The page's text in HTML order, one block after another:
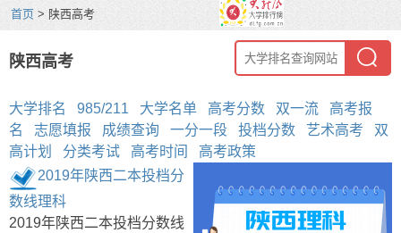
首页 > 陕西高考
陕西高考
大学排名 985/211 大学名单 高考分数 双一流
高考报
名
志愿填报 成绩查询 一分一段 投档分数 艺术高考
双
高计划
分类考试 高考时间
高考政策
2019年陕西二本投档分
数线理科
2019年陕西二本投档分数线